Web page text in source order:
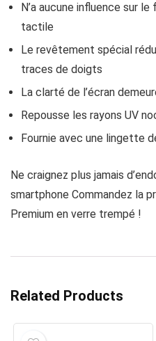
N’a aucune influence sur
tactile
Le revêtement spécial
traces de doigts
La clarté de l’écran
Repousse les rayons UV
Fournie avec une lingette
Ne craignez plus jamais
smartphone Commandez la
Premium en verre trempé !
Related Products